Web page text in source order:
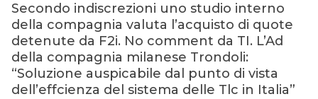
Secondo indiscrezioni uno studio interno
della compagnia valuta l’acquisto di quote
detenute da F2i. No comment da TI. L’Ad
della compagnia milanese Trondoli:
“Soluzione auspicabile dal punto di vista
dell’effcienza del sistema delle Tlc in Italia”